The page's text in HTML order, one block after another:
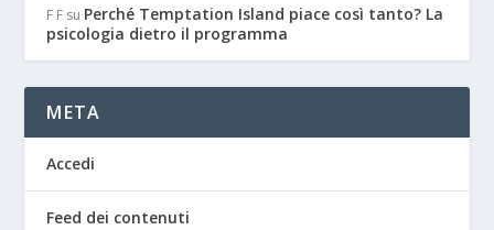
F F su Perché Temptation Island piace così tanto? La
psicologia dietro il programma
META
Accedi
Feed dei contenuti